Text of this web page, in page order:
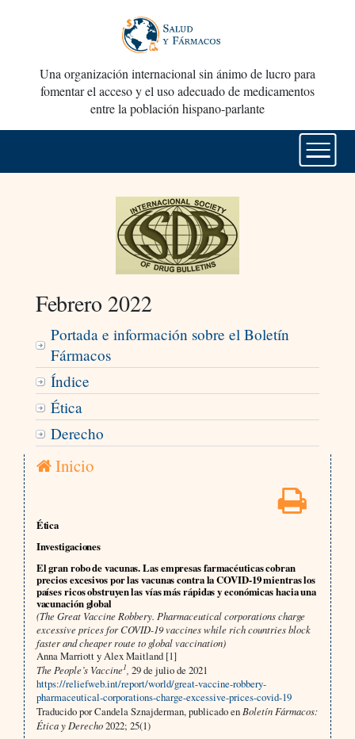
Una organización internacional sin ánimo de lucro para
fomentar el acceso y el uso adecuado de medicamentos
entre la población hispano-parlante
Febrero 2022
Portada e información sobre el Boletín
Fármacos
Índice
Ética
Derecho
Inicio
Ética
Investigaciones
El gran robo de vacunas. Las empresas farmacéuticas cobran
precios excesivos por las vacunas contra la COVID-19 mientras los
países ricos obstruyen las vías más rápidas y económicas hacia una
vacunación global
(The Great Vaccine Robbery. Pharmaceutical corporations charge
excessive prices for COVID-19 vaccines while rich countries block
faster and cheaper route to global vaccination)
Anna Marriott y Alex Maitland [1]
The People’s Vaccine1 29 de julio de 2021
https://reliefweb.int/report/world/great-vaccine-robbery-
pharmaceutical-corporations-charge-excessive-prices-covid-19
Traducido por Candela Sznajderman, publicado en Boletín Fármacos:
Ética y Derecho2022; 25(1)